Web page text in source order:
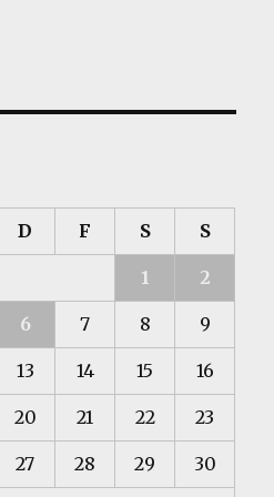
D F S S
1 2
6 7 8 9
13 14 15 16
20 21 22 23
27 28 29 30